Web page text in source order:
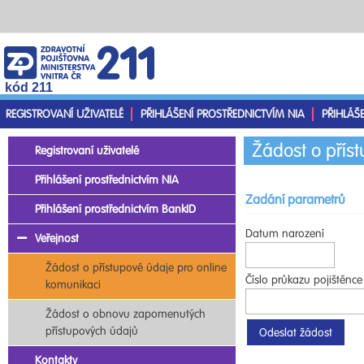
kód 211
REGISTROVANÍ UŽIVATELÉ
PŘIHLÁŠENÍ PROSTŘEDNICTVÍM NIA
Žádost o
Zadání parametrů
Datum narození
Číslo průkazu pojištěnce
Registrovaní uživatelé
Přihlášení prostřednictvím NIA
Přihlášení prostřednictvím BankID
Veřejnost
Žádost o přístupové údaje pro online
komunikaci
Žádost o obnovu zapomenutých
přístupových údajů
Kontakty